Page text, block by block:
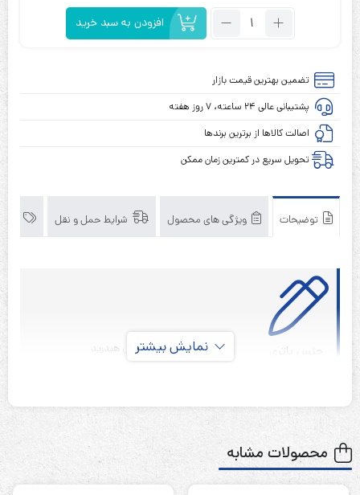
تعداد:
بیسیم
HHR-
P105
موریسل
2.4ولت
آمپر
MORICELL
افزودن به سبد خرید
تضمین بهترین قیمت بازار
پشتیبانی عالی ۲۴ ساعته، ۷ روز هفته
اصالت کالاها از برترین برندها
تحویل سریع در کمترین زمان ممکن
توضیحات ویژگی های محصول شرایط حمل و نقل
جنس باتری نیکل متال هیدرید
ظرفیت باتری
ابعاد 5/4 AAA سایز
نوع ترمینال سوکت دارد
نمایش بیشتر
محصولات مشابه